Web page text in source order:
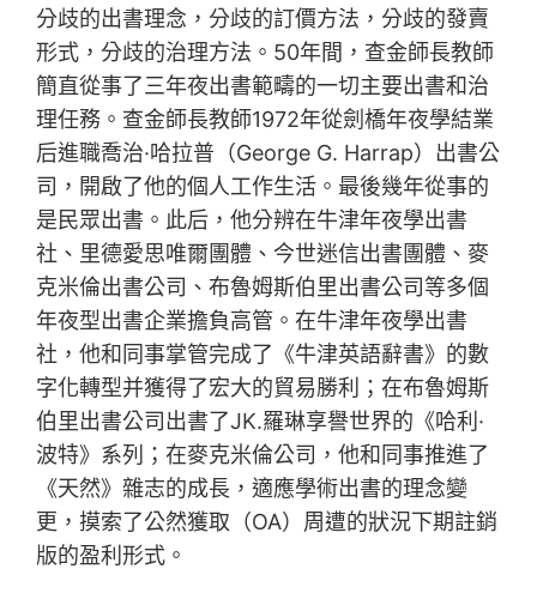
分歧的出書理念，分歧的訂價方法，分歧的發賣
形式，分歧的治理方法。50年間，查金師長教師
簡直從事了三年夜出書範疇的一切主要出書和治
理任務。查金師長教師1972年從劍橋年夜學結業
后進職喬治·哈拉普（George G. Harrap）出書公
司，開啟了他的個人工作生活。最後幾年從事的
是民眾出書。此后，他分辨在牛津年夜學出書
社、里德愛思唯爾團體、今世迷信出書團體、麥
克米倫出書公司、布魯姆斯伯里出書公司等多個
年夜型出書企業擔負高管。在牛津年夜學出書
社，他和同事掌管完成了《牛津英語辭書》的數
字化轉型并獲得了宏大的貿易勝利；在布魯姆斯
伯里出書公司出書了JK.羅琳享譽世界的《哈利·
波特》系列；在麥克米倫公司，他和同事推進了
《天然》雜志的成長，適應學術出書的理念變
更，摸索了公然獲取（OA）周遭的狀況下期註銷
版的盈利形式。